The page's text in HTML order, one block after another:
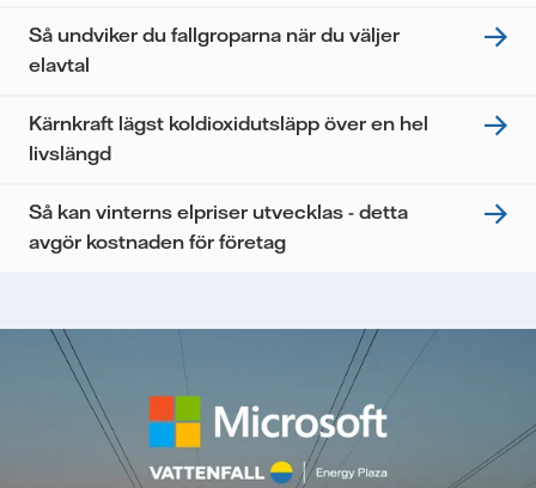
Så undviker du fallgroparna när du väljer
elavtal
Kärnkraft lägst koldioxidutsläpp över en hel
livslängd
Så kan vinterns elpriser utvecklas - detta
avgör kostnaden för företag